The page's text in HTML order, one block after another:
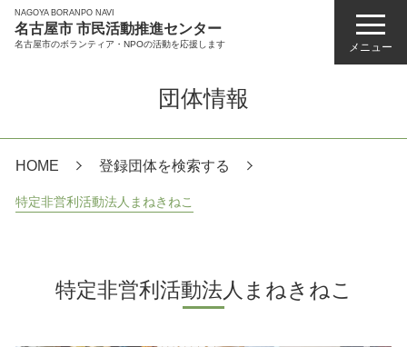
NAGOYA BORANPO NAVI
名古屋市 市民活動推進センター
名古屋市のボランティア・NPOの活動を応援します メニュー
団体情報
HOME 登録団体を検索する
特定非営利活動法人まねきねこ
特定非営利活動法人まねきねこ